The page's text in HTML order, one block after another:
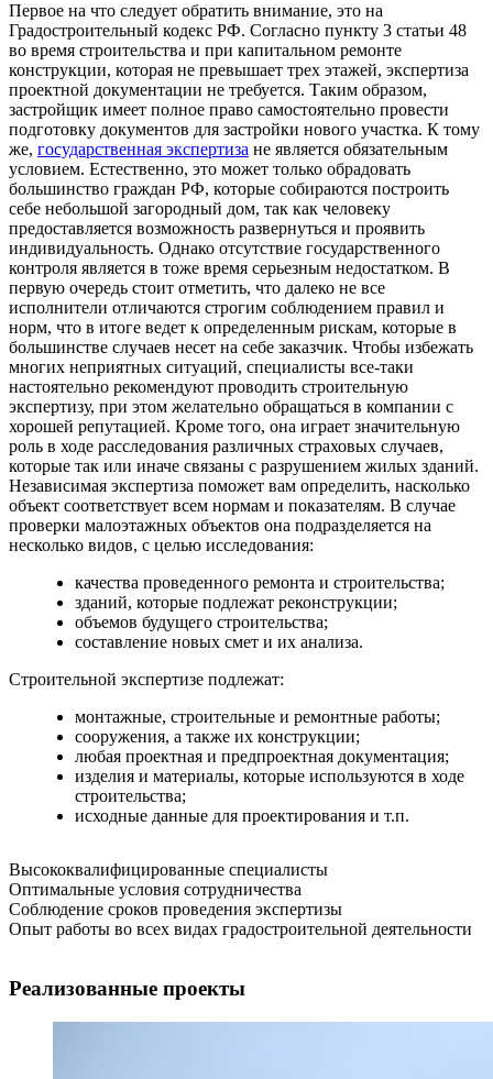
Первое на что следует обратить внимание, это на
Градостроительный кодекс РФ. Согласно пункту 3 статьи 48
во время строительства и при капитальном ремонте
конструкции, которая не превышает трех этажей, экспертиза
проектной документации не требуется. Таким образом,
застройщик имеет полное право самостоятельно провести
подготовку документов для застройки нового участка. К тому
же, государственная экспертиза не является обязательным
условием. Естественно, это может только обрадовать
большинство граждан РФ, которые собираются построить
себе небольшой загородный дом, так как человеку
предоставляется возможность развернуться и проявить
индивидуальность. Однако отсутствие государственного
контроля является в тоже время серьезным недостатком. В
первую очередь стоит отметить, что далеко не все
исполнители отличаются строгим соблюдением правил и
норм, что в итоге ведет к определенным рискам, которые в
большинстве случаев несет на себе заказчик. Чтобы избежать
многих неприятных ситуаций, специалисты все-таки
настоятельно рекомендуют проводить строительную
экспертизу, при этом желательно обращаться в компании с
хорошей репутацией. Кроме того, она играет значительную
роль в ходе расследования различных страховых случаев,
которые так или иначе связаны с разрушением жилых зданий.
Независимая экспертиза поможет вам определить, насколько
объект соответствует всем нормам и показателям. В случае
проверки малоэтажных объектов она подразделяется на
несколько видов, с целью исследования:
качества проведенного ремонта и строительства;
зданий, которые подлежат реконструкции;
объемов будущего строительства;
составление новых смет и их анализа.
Строительной экспертизе подлежат:
монтажные, строительные и ремонтные работы;
сооружения, а также их конструкции;
любая проектная и предпроектная документация;
изделия и материалы, которые используются в ходе
строительства;
исходные данные для проектирования и т.п.
Высококвалифицированные специалисты
Оптимальные условия сотрудничества
Соблюдение сроков проведения экспертизы
Опыт работы во всех видах градостроительной деятельности
Реализованные проекты